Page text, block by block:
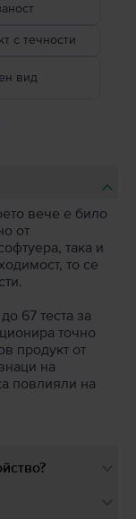
с течности
вид
вече е било
от
така и
то се
67 теста за
точно
продукт от
на
повлияли на